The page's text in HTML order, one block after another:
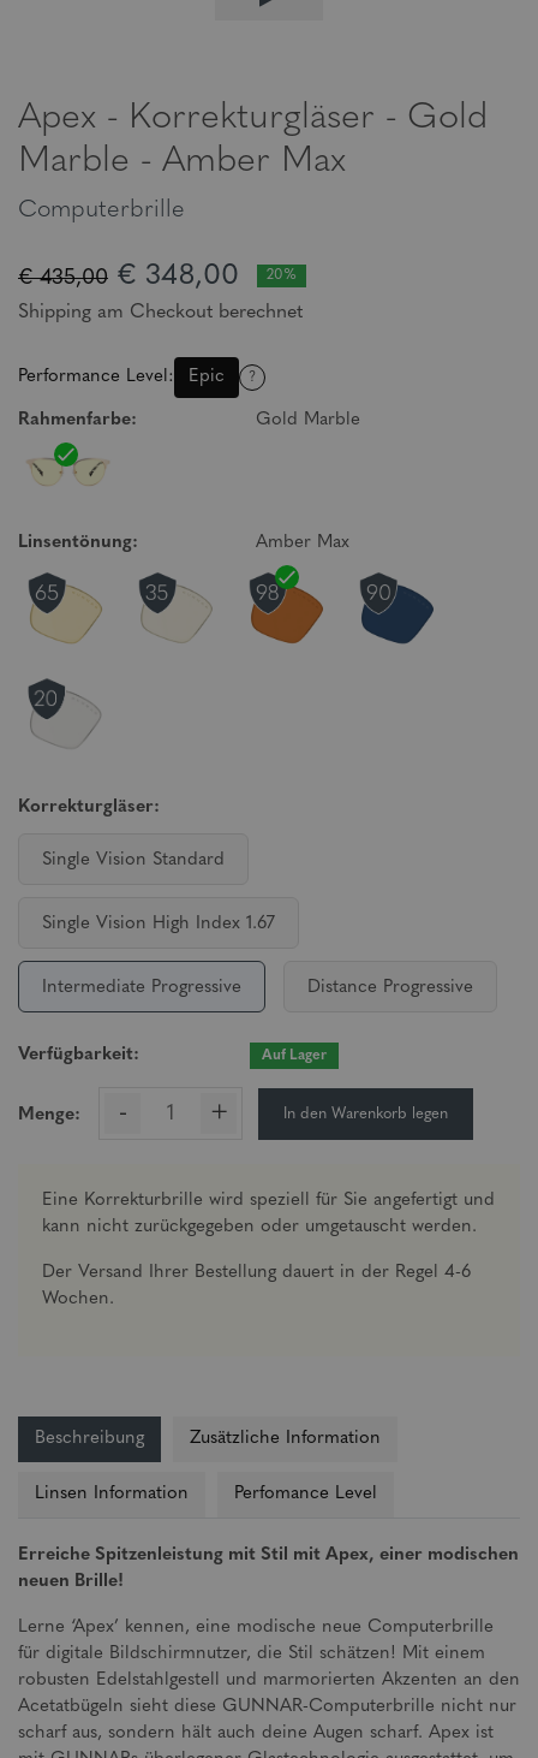
Apex - Korrekturgläser - Gold
Marble - Amber Max
Computerbrille
€ 435,00 € 348,00 20%
Shipping am Checkout berechnet
Performance Level: Epic ?
Rahmenfarbe: Gold Marble
Linsentönung: Amber Max
Korrekturgläser:
Single Vision Standard
Single Vision High Index 1.67
Intermediate Progressive Distance Progressive
Verfügbarkeit: Auf Lager
Menge: - + In den Warenkorb legen
Eine Korrekturbrille wird speziell für Sie angefertigt und
kann nicht zurückgegeben oder umgetauscht werden.
Der Versand Ihrer Bestellung dauert in der Regel 4-6
Wochen.
Beschreibung Zusätzliche Information
Linsen Information Perfomance Level
Erreiche Spitzenleistung mit Stil mit Apex, einer modischen
neuen Brille!
Lerne ‘Apex’ kennen, eine modische neue Computerbrille
für digitale Bildschirmnutzer, die Stil schätzen! Mit einem
robusten Edelstahlgestell und marmorierten Akzenten an den
Acetatbügeln sieht diese GUNNAR-Computerbrille nicht nur
scharf aus, sondern hält auch deine Augen scharf. Apex ist